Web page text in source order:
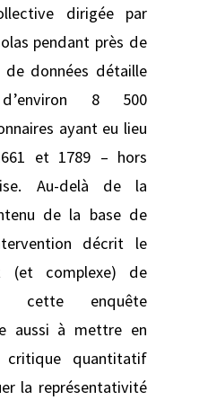
dirigée par
pendant près de
données détaille
8 500
ayant eu lieu
et 1789 – hors
Au-delà de la
de la base de
décrit le
(et complexe) de
cette enquête
aussi à mettre en
critique quantitatif
la représentativité